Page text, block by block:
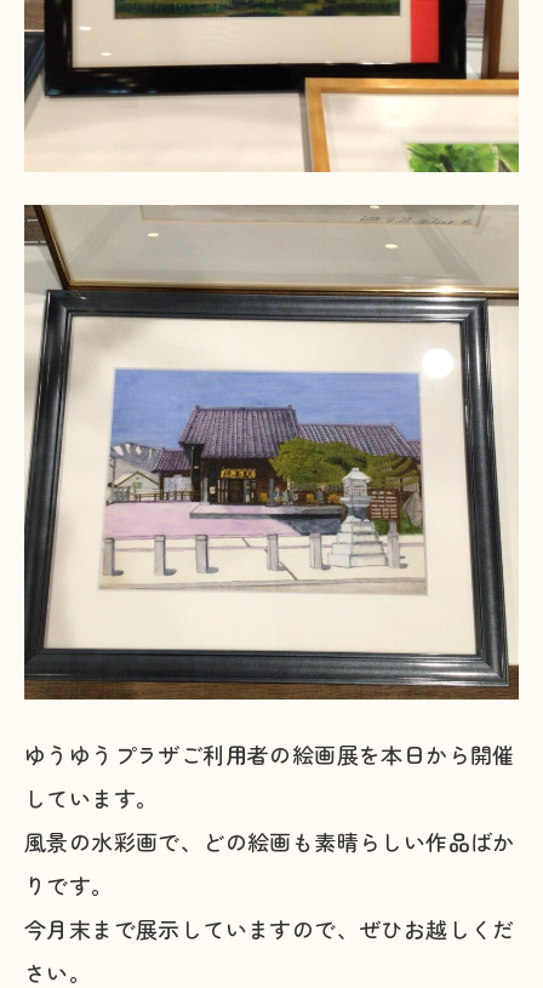
ゆうゆうプラザご利用者の絵画展を本日から開催
しています。
風景の水彩画で、どの絵画も素晴らしい作品ばか
りです。
今月末まで展示していますので、ぜひお越しくだ
さい。